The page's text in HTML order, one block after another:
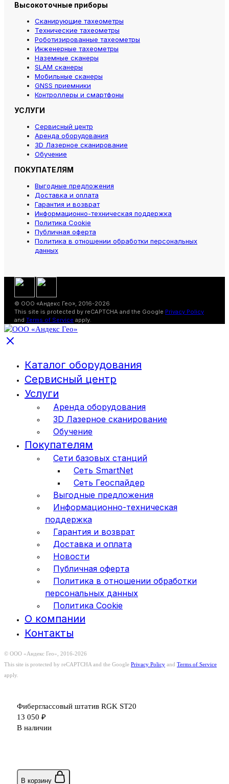
Высокоточные приборы
Сканирующие тахеометры
Технические тахеометры
Роботизированные тахеометры
Инженерные тахеометры
Наземные сканеры
SLAM сканеры
Мобильные сканеры
GNSS приемники
Контроллеры и смартфоны
УСЛУГИ
Сервисный центр
Аренда оборудования
3D Лазерное сканирование
Обучение
ПОКУПАТЕЛЯМ
Выгодные предложения
Доставка и оплата
Гарантия и возврат
Информационно-техническая поддержка
Политика Cookie
Публичная оферта
Политика в отношении обработки персональных
данных
© ООО «Андекс Гео», 2016-2026
This site is protected by reCAPTCHA and the Google Privacy Policy
and Terms of Service apply.
Каталог оборудования
Сервисный центр
Услуги
Аренда оборудования
3D Лазерное сканирование
Обучение
Покупателям
Сети базовых станций
Сеть SmartNet
Сеть Геоспайдер
Выгодные предложения
Информационно-техническая
поддержка
Гарантия и возврат
Доставка и оплата
Новости
Публичная оферта
Политика в отношении обработки
персональных данных
Политика Cookie
О компании
Контакты
© ООО «Андекс Гео», 2016-2026
This site is protected by reCAPTCHA and the Google Privacy Policy and Terms of Service
apply.
Фиберглассовый штатив RGK ST20
13 050 ₽
В наличии
В корзину